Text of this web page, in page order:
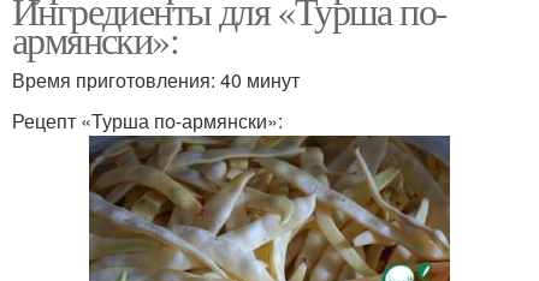
армянски»:
Время приготовления: 40 минут
Рецепт «Турша по-армянски»: